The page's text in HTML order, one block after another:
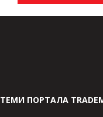
ТЕМИ ПОРТАЛА